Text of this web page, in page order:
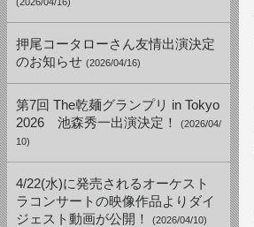
押尾コータローさん友情出演決定
のお知らせ (2026/04/16)
第7回 The乾麺グランプリ in Tokyo
2026 池森秀一出演決定！
(2026/04/
10)
4/22(水)に発売されるオーケスト
ラコンサートの映像作品よりダイ
ジェスト動画が公開！
(2026/04/10)